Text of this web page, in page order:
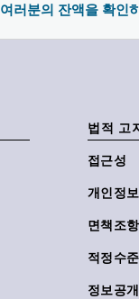
여러분의 잔액을 확인
법적 고
접근성
개인정
면책조항
적정수
정보공